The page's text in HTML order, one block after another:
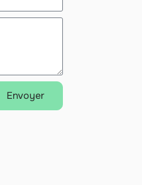
Envoyer